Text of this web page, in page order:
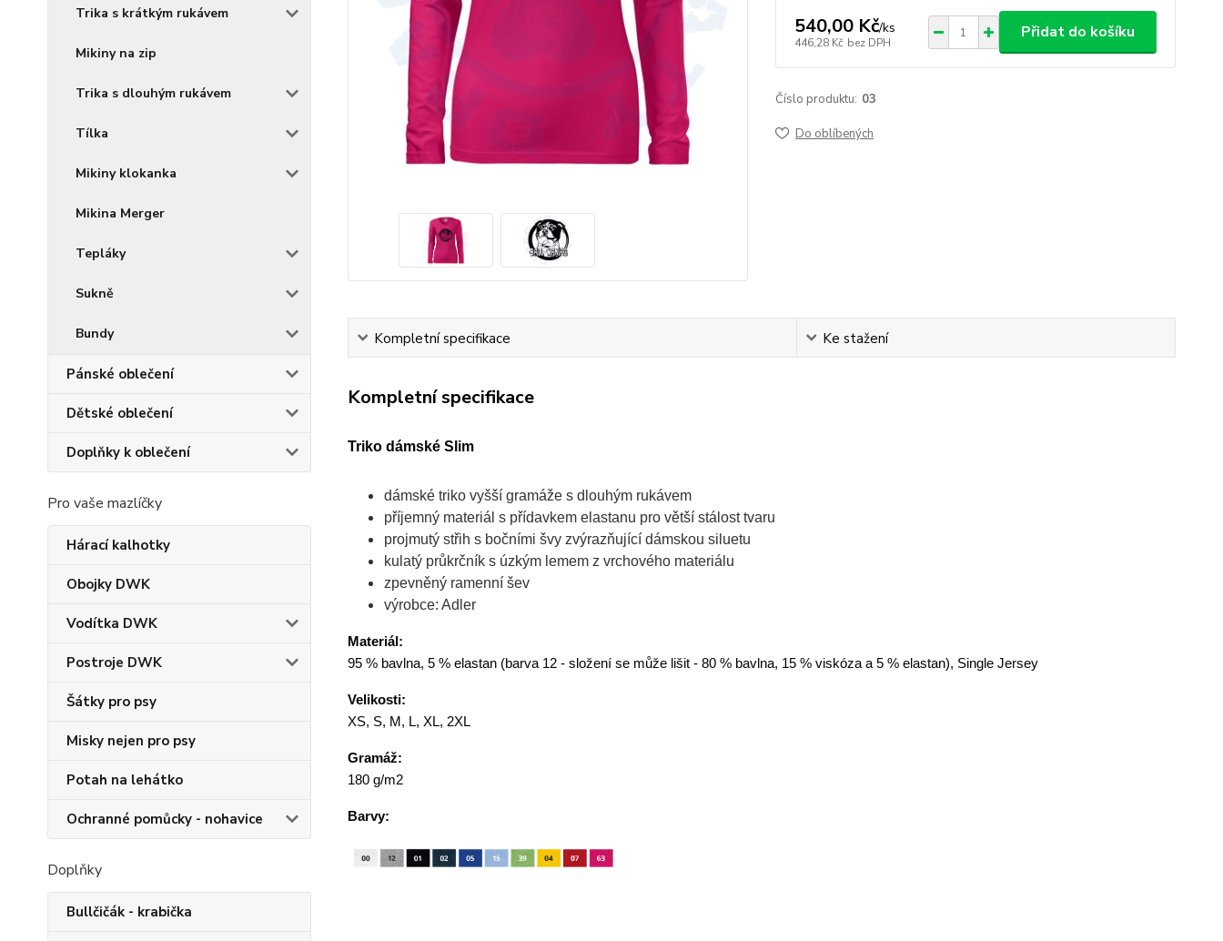
Trika s krátkým rukávem
Mikiny na zip
Trika s dlouhým rukávem
Tílka
Mikiny klokanka
Mikina Merger
Tepláky
Sukně
Bundy
Pánské oblečení
Dětské oblečení
Doplňky k oblečení
Pro vaše mazlíčky
Hárací kalhotky
Obojky DWK
Vodítka DWK
Postroje DWK
Šátky pro psy
Misky nejen pro psy
Potah na lehátko
Ochranné pomůcky - nohavice
Doplňky
Bullčičák - krabička
540,00 Kč/ks
446,28 Kč bez DPH
Přidat do košíku
Číslo produktu: 03
Do oblíbených
Kompletní specifikace Ke stažení
Kompletní specifikace
Triko dámské Slim
dámské triko vyšší gramáže s dlouhým rukávem
příjemný materiál s přídavkem elastanu pro větší stálost tvaru
projmutý střih s bočními švy zvýrazňující dámskou siluetu
kulatý průkrčník s úzkým lemem z vrchového materiálu
zpevněný ramenní šev
výrobce: Adler
Materiál:
95 % bavlna, 5 % elastan (barva 12 - složení se může lišit - 80 % bavlna, 15 % viskóza a 5 % elastan), Single Jersey
Velikosti:
XS, S, M, L, XL, 2XL
Gramáž:
180 g/m2
Barvy: